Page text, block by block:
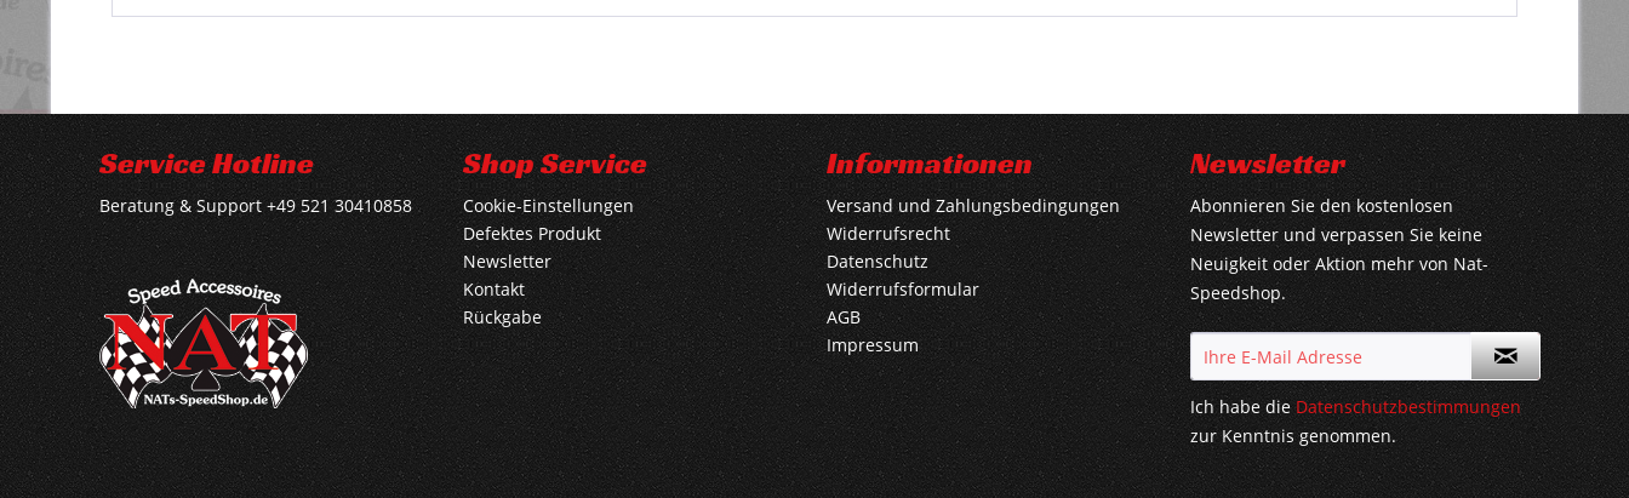
Service Hotline
Beratung & Support +49 521 30410858
Shop Service
Cookie-Einstellungen
Defektes Produkt
Newsletter
Kontakt
Rückgabe
Informationen
Versand und Zahlungsbedingungen
Widerrufsrecht
Datenschutz
Widerrufsformular
AGB
Impressum
Newsletter
Abonnieren Sie den kostenlosen
Newsletter und verpassen Sie keine
Neuigkeit oder Aktion mehr von Nat-
Speedshop.
Ich habe dieDatenschutzbestimmungen
zur Kenntnis genommen.